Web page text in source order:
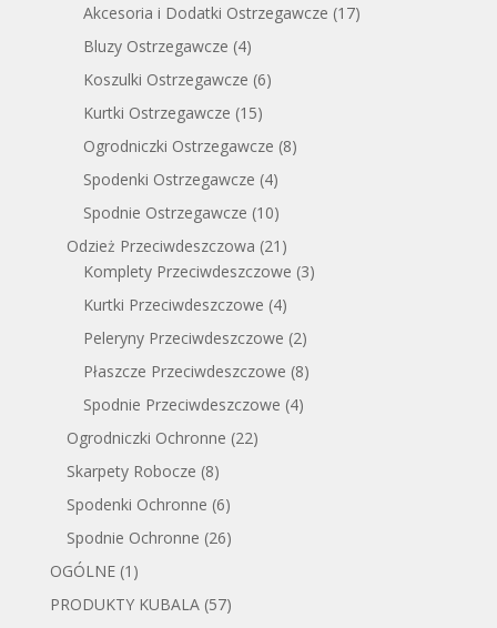
Akcesoria i Dodatki Ostrzegawcze (17)
Bluzy Ostrzegawcze (4)
Koszulki Ostrzegawcze (6)
Kurtki Ostrzegawcze (15)
Ogrodniczki Ostrzegawcze (8)
Spodenki Ostrzegawcze (4)
Spodnie Ostrzegawcze (10)
Odzież Przeciwdeszczowa (21)
Komplety Przeciwdeszczowe (3)
Kurtki Przeciwdeszczowe (4)
Peleryny Przeciwdeszczowe (2)
Płaszcze Przeciwdeszczowe (8)
Spodnie Przeciwdeszczowe (4)
Ogrodniczki Ochronne (22)
Skarpety Robocze (8)
Spodenki Ochronne (6)
Spodnie Ochronne (26)
OGÓLNE (1)
PRODUKTY KUBALA (57)